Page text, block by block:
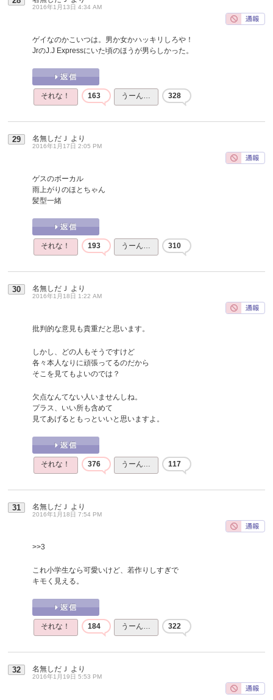
2016年1月13日 4:34 AM
ゲイなのかこいつは。男か女かハッキリしろや！
JrのJ.J Expressにいた頃のほうが男らしかった。
それな！ 163 うーん… 328
29 名無しだＪ より
2016年1月17日 2:05 PM
ゲスのボーカル
雨上がりのほとちゃん
髪型一緒
それな！ 193 うーん… 310
30 名無しだＪ より
2016年1月18日 1:22 AM
批判的な意見も貴重だと思います。
しかし、どの人もそうですけど
各々本人なりに頑張ってるのだから
そこを見てもよいのでは？
欠点なんてない人いませんしね。
プラス、いい所も含めて
見てあげるともっといいと思いますよ。
それな！ 376 うーん… 117
31 名無しだＪ より
2016年1月18日 7:54 PM
>>3
これ小学生なら可愛いけど、若作りしすぎで
キモく見える。
それな！ 184 うーん… 322
32 名無しだＪ より
2016年1月19日 5:53 PM